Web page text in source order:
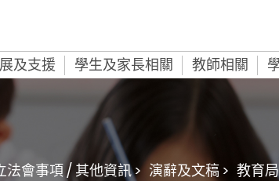
及支援 學生及家長相關 教師相關
法會事項 / 其他資訊 > 演辭及文稿 > 教育